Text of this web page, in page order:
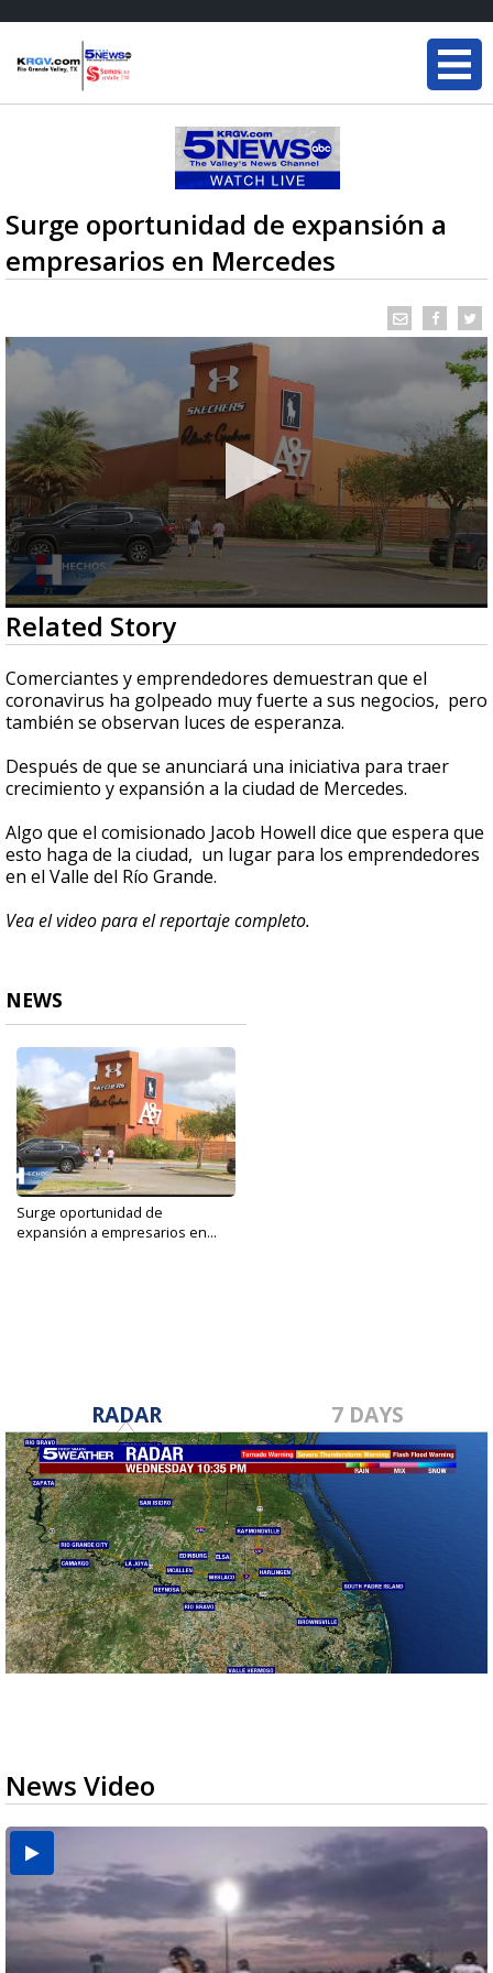
Surge oportunidad de expansión a
empresarios en Mercedes
0
seconds
of
1
minute,
42
seconds
Related Story
Comerciantes y emprendedores demuestran que el
coronavirus ha golpeado muy fuerte a sus negocios, pero
también se observan luces de esperanza.
Después de que se anunciará una iniciativa para traer
crecimiento y expansión a la ciudad de Mercedes.
Algo que el comisionado Jacob Howell dice que espera que
esto haga de la ciudad, un lugar para los emprendedores
en el Valle del Río Grande.
Vea el video para el reportaje completo.
NEWS
Surge oportunidad de
expansión a empresarios en...
RADAR 7 DAYS
News Video